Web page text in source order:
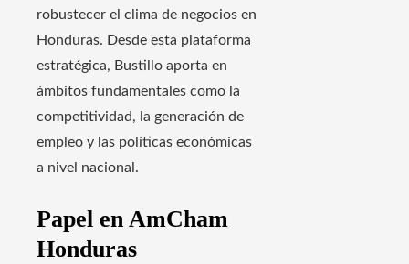
robustecer el clima de negocios en
Honduras. Desde esta plataforma
estratégica, Bustillo aporta en
ámbitos fundamentales como la
competitividad, la generación de
empleo y las políticas económicas
a nivel nacional.
Papel en AmCham
Honduras